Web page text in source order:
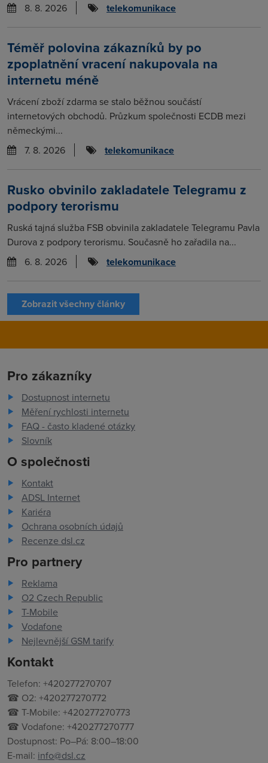
8. 8. 2026 telekomunikace
Téměř polovina zákazníků by po
zpoplatnění vracení nakupovala na
internetu méně
Vrácení zboží zdarma se stalo běžnou součástí
internetových obchodů. Průzkum společnosti ECDB mezi
německými...
7. 8. 2026
telekomunikace
Rusko obvinilo zakladatele Telegramu z
podpory terorismu
Ruská tajná služba FSB obvinila zakladatele Telegramu Pavla
Durova z podpory terorismu. Současně ho zařadila na...
6. 8. 2026
telekomunikace
Zobrazit všechny články
Pro zákazníky
Dostupnost internetu
Měření rychlosti internetu
FAQ - často kladené otázky
Slovník
O společnosti
Kontakt
ADSL Internet
Kariéra
Ochrana osobních údajů
Recenze dsl.cz
Pro partnery
Reklama
O2 Czech Republic
T-Mobile
Vodafone
Nejlevnější GSM tarify
Kontakt
Telefon: +420277270707
☎ O2: +420277270772
☎ T-Mobile: +420277270773
☎ Vodafone: +420277270777
Dostupnost: Po–Pá: 8:00–18:00
E-mail: info@dsl.cz